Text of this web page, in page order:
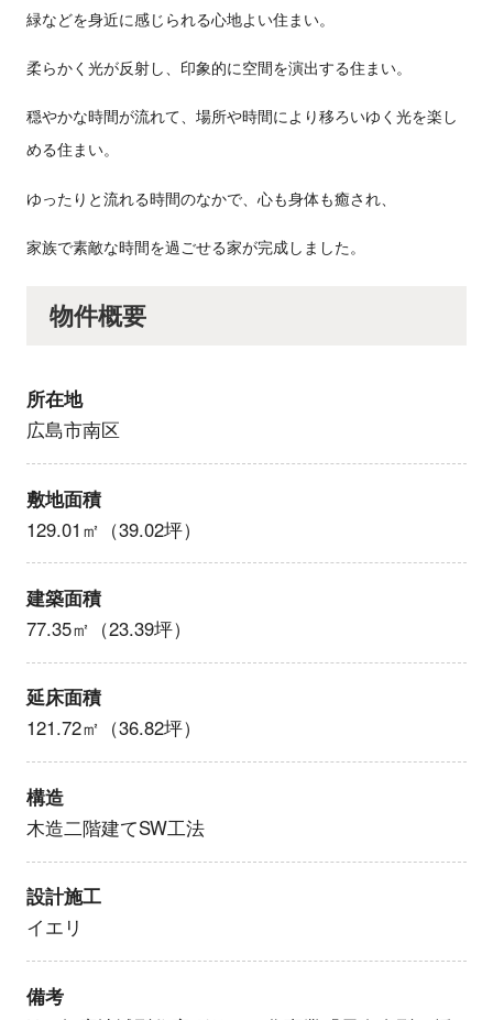
緑などを身近に感じられる心地よい住まい。
柔らかく光が反射し、印象的に空間を演出する住まい。
穏やかな時間が流れて、場所や時間により移ろいゆく光を楽し
める住まい。
ゆったりと流れる時間のなかで、心も身体も癒され、
家族で素敵な時間を過ごせる家が完成しました。
物件概要
所在地
広島市南区
敷地面積
129.01㎡（39.02坪）
建築面積
77.35㎡（23.39坪）
延床面積
121.72㎡（36.82坪）
構造
木造二階建てSW工法
設計施工
イエリ
備考